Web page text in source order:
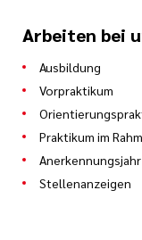
Arbeiten bei
Ausbildung
Vorpraktikum
Praktikum im
Anerkennungsjahr
Stellenanzeigen